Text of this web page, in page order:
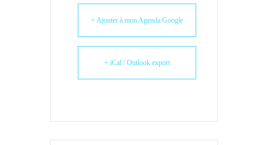
+ Ajouter à mon Agenda Google
+ iCal / Outlook export